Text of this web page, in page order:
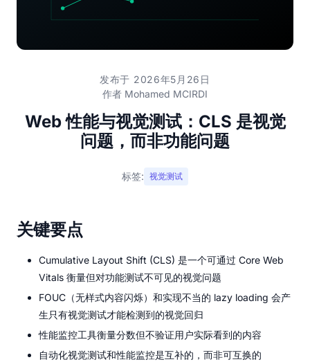
发布于 2026年5月26日
作者 Mohamed MCIRDI
Web 性能与视觉测试：CLS 是视觉
问题，而非功能问题
标签: 视觉测试
关键要点
Cumulative Layout Shift (CLS) 是一个可通过 Core Web
Vitals 衡量但对功能测试不可见的视觉问题
FOUC（无样式内容闪烁）和实现不当的 lazy loading 会产
生只有视觉测试才能检测到的视觉回归
性能监控工具衡量分数但不验证用户实际看到的内容
自动化视觉测试和性能监控是互补的，而非可互换的